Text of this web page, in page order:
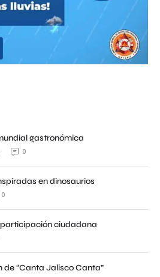
gastronómica
0
en dinosaurios
0
ciudadana
“Canta Jalisco Canta”